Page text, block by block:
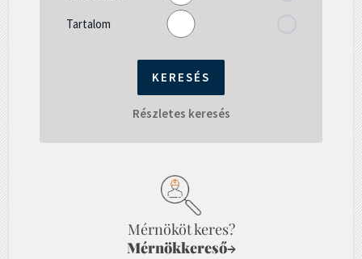
Tartalom
Részletes keresés
Mérnököt keres?
Mérnökkereső→